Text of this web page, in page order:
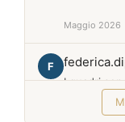
Maggio 2026
F
I quadri
Febbraio 2026